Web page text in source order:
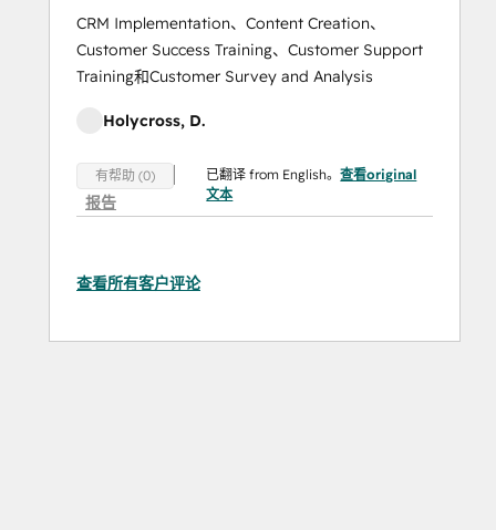
CRM Implementation、Content Creation、
Customer Success Training、Customer Support
Training和Customer Survey and Analysis
Holycross, D.
有帮助 (0)
报告
已翻译 from English。查看original
文本
查看所有客户评论